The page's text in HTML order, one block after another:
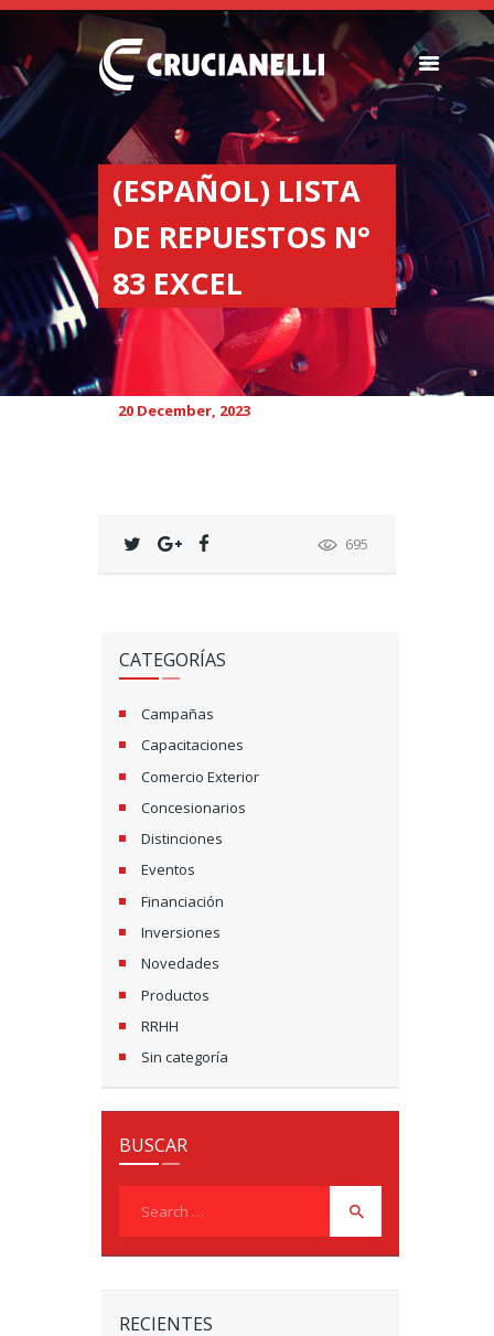
(ESPAÑOL) LISTA
DE REPUESTOS N°
83 EXCEL
SEEDERS
FERTILIZER
SPREADERS
ABOUT US
DEALERSHIPS
NEWS
COMPANY
CONTACT
20 December, 2023
695
CATEGORÍAS
Campañas
Capacitaciones
Comercio Exterior
Concesionarios
Distinciones
Eventos
Financiación
Inversiones
Novedades
Productos
RRHH
Sin categoría
BUSCAR
RECIENTES